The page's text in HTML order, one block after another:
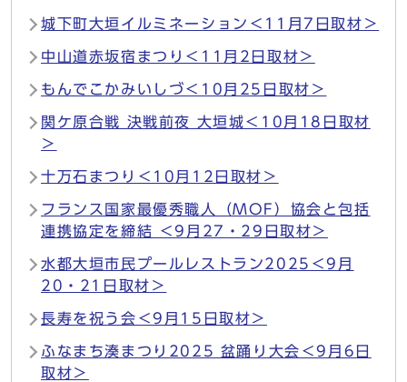
城下町大垣イルミネーション＜11月7日取材＞
中山道赤坂宿まつり＜11月2日取材＞
もんでこかみいしづ＜10月25日取材＞
関ケ原合戦 決戦前夜 大垣城＜10月18日取材
＞
十万石まつり＜10月12日取材＞
フランス国家最優秀職人（MOF）協会と包括
連携協定を締結 ＜9月27・29日取材＞
水都大垣市民プールレストラン2025＜9月
20・21日取材＞
長寿を祝う会＜9月15日取材＞
ふなまち湊まつり2025 盆踊り大会＜9月6日
取材＞